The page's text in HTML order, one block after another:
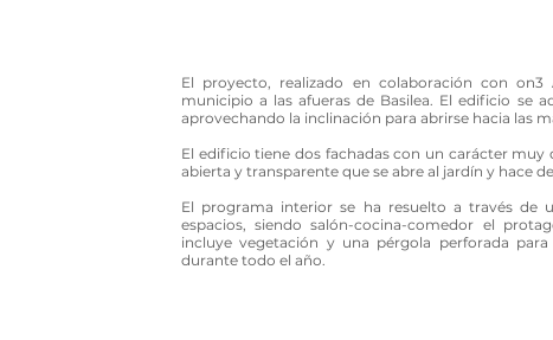
El proyecto, realizado en colaboración con
municipio a las afueras de Basilea. El edificio se
aprovechando la inclinación para abrirse hacia las
El edificio tiene dos fachadas con un carácter
abierta y transparente que se abre al jardín y hace
El programa interior se ha resuelto a través de
espacios, siendo salón-cocina-comedor el
incluye vegetación y una pérgola perforada
durante todo el año.